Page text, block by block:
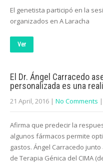
El genetista participó en la
organizados en A Laracha
Ver
El Dr. Ángel Carracedo
personalizada es una
21 April, 2016 | No Comments
Afirma que predecir la
algunos fármacos permite
gastos. Ángel Carracedo
de Terapia Génica del CIMA